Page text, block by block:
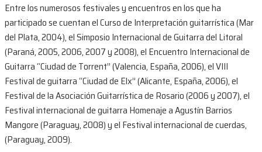
Entre los numerosos festivales y encuentros en los que ha
participado se cuentan el Curso de Interpretación guitarrística (Mar
del Plata, 2004), el Simposio Internacional de Guitarra del Litoral
(Paraná, 2005, 2006, 2007 y 2008), el Encuentro Internacional de
Guitarra “Ciudad de Torrent” (Valencia, España, 2006), el VIII
Festival de guitarra “Ciudad de Elx” (Alicante, España, 2006), el
Festival de la Asociación Guitarrística de Rosario (2006 y 2007), el
Festival internacional de guitarra Homenaje a Agustín Barrios
Mangore (Paraguay, 2008) y el Festival internacional de cuerdas,
(Paraguay, 2009).